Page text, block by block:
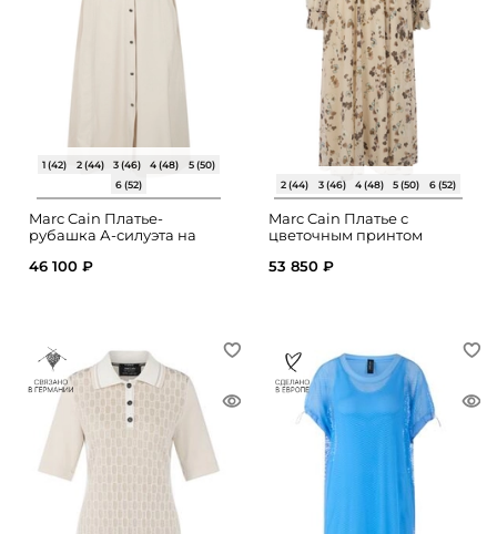
1 (42) 2 (44) 3 (46) 4 (48)
5 (50)
6 (52)
Marc Cain Платье-
рубашка А-силуэта на
46 100 ₽
2 (44) 3 (46) 4 (48) 5 (50) 6 (52)
Marc Cain Платье с
цветочным принтом
53 850 ₽